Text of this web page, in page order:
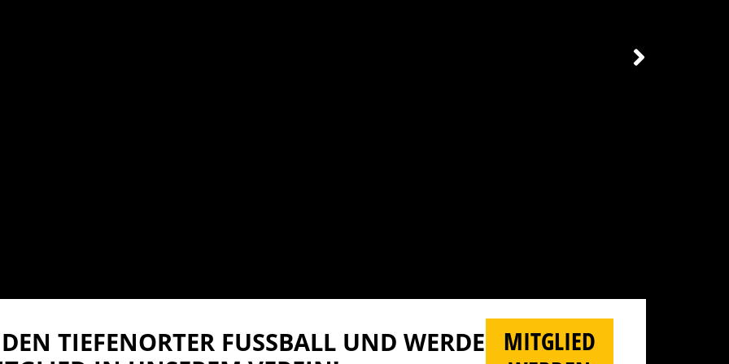
TIEFENORTER FUSSBALL UND WERDE M
MITGLIED